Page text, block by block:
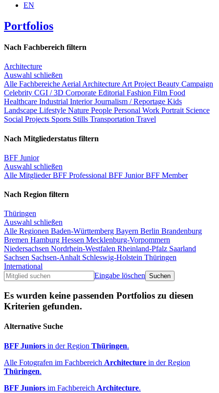
EN
Portfolios
Nach Fachbereich filtern
Architecture
Auswahl schließen
Alle Fachbereiche Aerial Architecture Art Project Beauty Campaign
Celebrity CGI / 3D Corporate Editorial Fashion Film Food
Healthcare Industrial InteriorJournalism / Reportage Kids
Landscape Lifestyle Nature People Personal Work Portrait Science
Social Projects Sports Stills Transportation Travel
Nach Mitgliederstatus filtern
BFF Junior
Auswahl schließen
Alle MitgliederBFF Professional BFF JuniorBFF Member
Nach Region filtern
Thüringen
Auswahl schließen
Alle Regionen Baden-Württemberg Bayern Berlin Brandenburg
Bremen Hamburg Hessen Mecklenburg-Vorpommern
Niedersachsen Nordrhein-Westfalen Rheinland-Pfalz Saarland
Sachsen Sachsen-Anhalt Schleswig-Holstein Thüringen
International
Eingabe löschen
Es wurden keine passenden Portfolios zu diesen
Kriterien gefunden.
Alternative Suche
BFF Juniors in der Region Thüringen.
Alle Fotografen im Fachbereich Architecture in der Region
Thüringen.
BFF Juniors im Fachbereich Architecture.